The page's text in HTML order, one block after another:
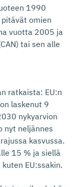
1990
pitävät omien
vuotta 2005 ja
tai sen alle
ratkaista: EU:n
laskenut 9
nykyarvion
nyt neljännes
kasvussa.
15 % ja siellä
EU:ssakin.